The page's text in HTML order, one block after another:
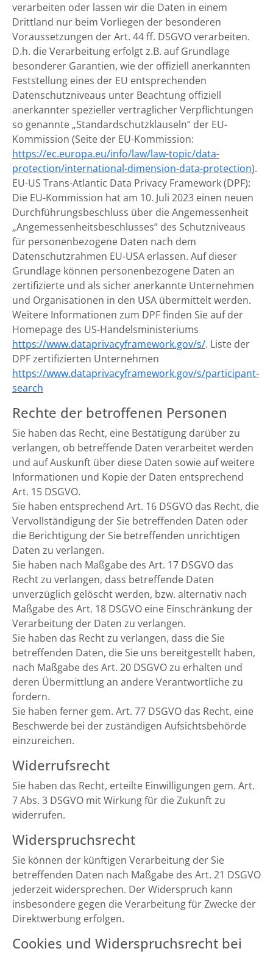
verarbeiten oder lassen wir die Daten in einem
Drittland nur beim Vorliegen der besonderen
Voraussetzungen der Art. 44 ff. DSGVO verarbeiten.
D.h. die Verarbeitung erfolgt z.B. auf Grundlage
besonderer Garantien, wie der offiziell anerkannten
Feststellung eines der EU entsprechenden
Datenschutzniveaus unter Beachtung offiziell
anerkannter spezieller vertraglicher Verpflichtungen
so genannte „Standardschutzklauseln“ der EU-
Kommission (Seite der EU-Kommission:
https://ec.europa.eu/info/law/law-topic/data-
protection/international-dimension-data-protection).
EU-US Trans-Atlantic Data Privacy Framework (DPF):
Die EU-Kommission hat am 10. Juli 2023 einen neuen
Durchführungsbeschluss über die Angemessenheit
„Angemessenheitsbeschlusses“ des Schutzniveaus
für personenbezogene Daten nach dem
Datenschutzrahmen EU-USA erlassen. Auf dieser
Grundlage können personenbezogene Daten an
zertifizierte und als sicher anerkannte Unternehmen
und Organisationen in den USA übermittelt werden.
Weitere Informationen zum DPF finden Sie auf der
Homepage des US-Handelsministeriums
https://www.dataprivacyframework.gov/s/. Liste der
DPF zertifizierten Unternehmen
https://www.dataprivacyframework.gov/s/participant-
search
Rechte der betroffenen Personen
Sie haben das Recht, eine Bestätigung darüber zu
verlangen, ob betreffende Daten verarbeitet werden
und auf Auskunft über diese Daten sowie auf weitere
Informationen und Kopie der Daten entsprechend
Art. 15 DSGVO.
Sie haben entsprechend Art. 16 DSGVO das Recht, die
Vervollständigung der Sie betreffenden Daten oder
die Berichtigung der Sie betreffenden unrichtigen
Daten zu verlangen.
Sie haben nach Maßgabe des Art. 17 DSGVO das
Recht zu verlangen, dass betreffende Daten
unverzüglich gelöscht werden, bzw. alternativ nach
Maßgabe des Art. 18 DSGVO eine Einschränkung der
Verarbeitung der Daten zu verlangen.
Sie haben das Recht zu verlangen, dass die Sie
betreffenden Daten, die Sie uns bereitgestellt haben,
nach Maßgabe des Art. 20 DSGVO zu erhalten und
deren Übermittlung an andere Verantwortliche zu
fordern.
Sie haben ferner gem. Art. 77 DSGVO das Recht, eine
Beschwerde bei der zuständigen Aufsichtsbehörde
einzureichen.
Widerrufsrecht
Sie haben das Recht, erteilte Einwilligungen gem. Art.
7 Abs. 3 DSGVO mit Wirkung für die Zukunft zu
widerrufen.
Widerspruchsrecht
Sie können der künftigen Verarbeitung der Sie
betreffenden Daten nach Maßgabe des Art. 21 DSGVO
jederzeit widersprechen. Der Widerspruch kann
insbesondere gegen die Verarbeitung für Zwecke der
Direktwerbung erfolgen.
Cookies und Widerspruchsrecht bei